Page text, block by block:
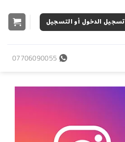
تسجيل الدخول أو التسجيل
07706090055